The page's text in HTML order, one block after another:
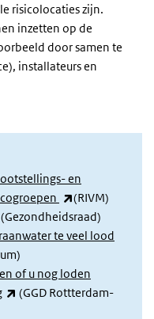
risicolocaties zijn.
inzetten op de
door samen te
installateurs en
en
(externe link)
(RIVM)
(externe link)
(Gezondheidsraad)
te veel lood
of u nog loden
(externe link)
(GGD Rottterdam-